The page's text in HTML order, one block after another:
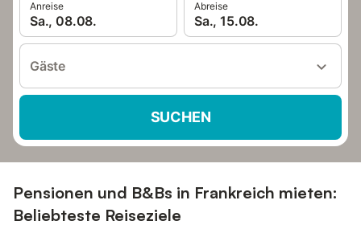
Anreise
Sa., 08.08.
Abreise
Sa., 15.08.
Gäste
SUCHEN
Pensionen und B&Bs in Frankreich mieten:
Beliebteste Reiseziele